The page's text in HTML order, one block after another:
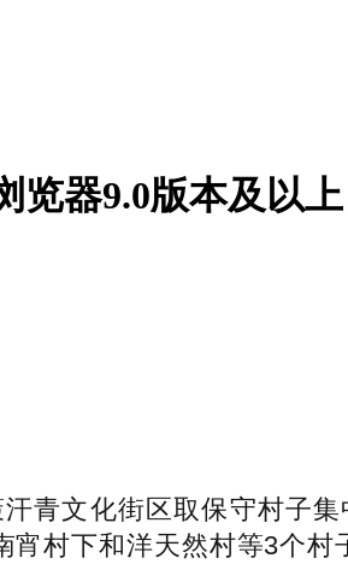
器9.0版本及以上
文化街区取保守村子集
村下和洋天然村等3个